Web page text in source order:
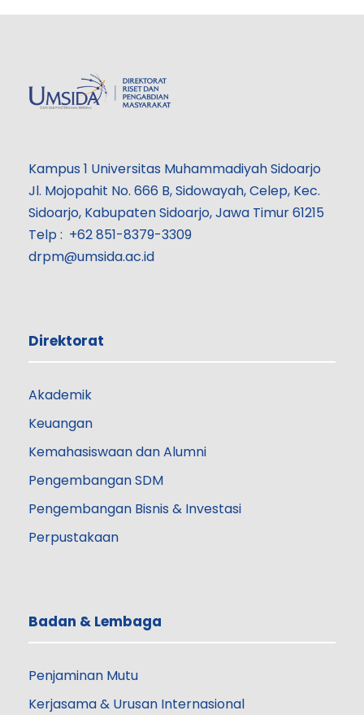
Kampus 1 Universitas Muhammadiyah Sidoarjo
Jl. Mojopahit No. 666 B, Sidowayah, Celep, Kec.
Sidoarjo, Kabupaten Sidoarjo, Jawa Timur 61215
Telp : +62 851-8379-3309
drpm@umsida.ac.id
Direktorat
Akademik
Keuangan
Kemahasiswaan dan Alumni
Pengembangan SDM
Pengembangan Bisnis & Investasi
Perpustakaan
Badan & Lembaga
Penjaminan Mutu
Kerjasama & Urusan Internasional